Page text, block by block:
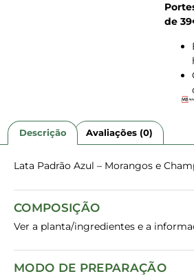
de
Descrição Avaliações (0)
Lata Padrão Azul – Morangos e
COMPOSIÇÃO
Ver a planta/ingredientes e a
MODO DE PREPARAÇÃO